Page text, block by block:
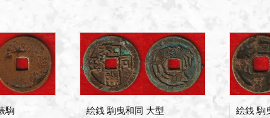
駒 絵銭 駒曳和同 大型 絵銭 駒